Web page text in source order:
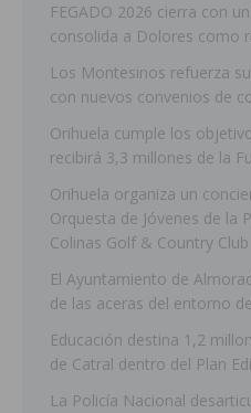
FEGADO 2026 cierra con
consolida a Dolores como
Los Montesinos refuerza
con nuevos convenios de
Orihuela cumple los
recibirá 3,3 millones de la
Orihuela organiza un
Orquesta de Jóvenes de la
Colinas Golf & Country Club
El Ayuntamiento de
de las aceras del entorno
Educación destina 1,2
de Catral dentro del Plan
La Policía Nacional